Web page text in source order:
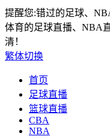
提醒您:错过的足球、
体育的足球直播、NBA
清！
繁体切换
首页
足球直播
篮球直播
CBA
NBA